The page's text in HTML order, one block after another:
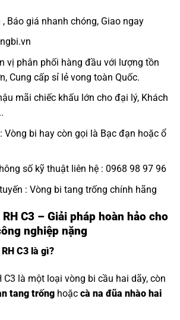
Báo giá nhanh chóng, Giao ngay
vị phân phối hàng đầu với lượng tồn
Cung cấp sỉ lẻ vong toàn Quốc.
mãi chiếc khấu lớn cho đại lý, Khách
Vòng bi hay còn gọi là Bạc đạn hoặc ổ
số kỹ thuật liên hệ : 0968 98 97 96
: Vòng bi tang trống chính hãng
C3 – Giải pháp hoàn hảo cho
nghiệp nặng
C3 là gì?
C3 là một loại vòng bi cầu hai dãy, còn
tang trống hoặc cà na đũa nhào hai